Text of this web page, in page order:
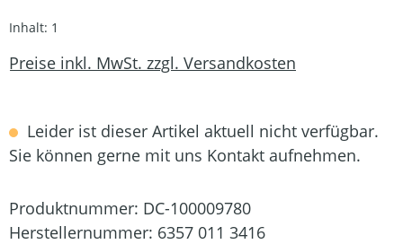
Inhalt: 1
Preise inkl. MwSt. zzgl. Versandkosten
Leider ist dieser Artikel aktuell nicht verfügbar.
Sie können gerne mit uns Kontakt aufnehmen.
Produktnummer: DC-100009780
Herstellernummer: 6357 011 3416